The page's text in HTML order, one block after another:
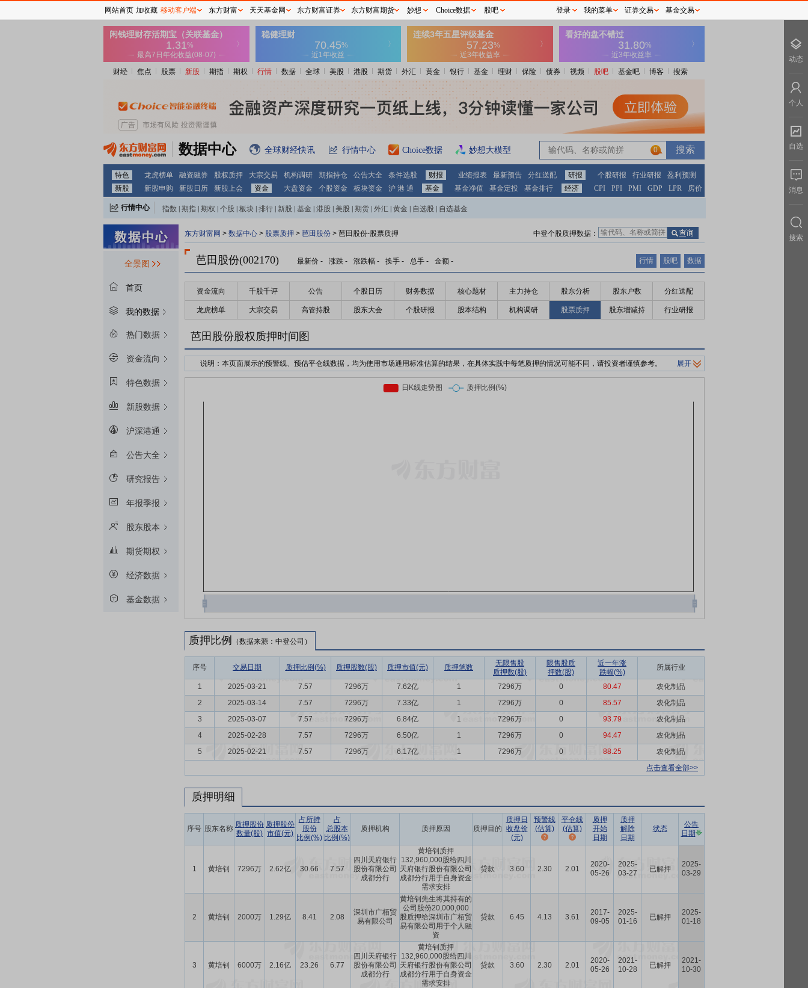
财经 焦点 股票 新股 期指 期权 行情 数据 全球 美股 港股 期货 外汇 黄金 银行 基金 理财 保险 债券 视频 股吧 基金吧 博客 搜索
数据中心 全球财经快讯 行情中心 Choice数据 妙想大模型 0
特色 龙虎榜单 融资融券 股权质押 大宗交易 机构调研 期指持仓 公告大全 条件选股 财报 业绩报表 最新预告 分红送配 研报 个股研报 行业研报
盈利预测
新股
新股申购 新股日历 新股上会 资金 大盘资金 个股资金 板块资金 沪 港 通 基金 基金净值 基金定投 基金排行 经济 CPI PPI PMI GDP LPR 房价
行情中心 指数 期指 期权 个股 板块 排行 新股 基金 港股 美股 期货 外汇 黄金 自选股 自选基金
全景图
首页
我的数据
热门数据
资金流向
特色数据
新股数据
沪深港通
公告大全
研究报告
年报季报
股东股本
期货期权
经济数据
基金数据
东方财富网 > 数据中心 > 股票质押 > 芭田股份 > 芭田股份-股票质押 中登个股质押数据：
芭田股份(002170) 最新价 - 涨跌 - 涨跌幅 - 换手 - 总手 - 金额 - 行情 股吧 数据
资金流向 千股千评 公告 个股日历 财务数据 核心题材 主力持仓 股东分析 股东户数 分红送配
龙虎榜单 大宗交易 高管持股 股东大会 个股研报 股本结构 机构调研 股票质押 股东增减持 行业研报
芭田股份股权质押时间图
说明：本页面展示的预警线、预估平仓线数据，均为使用市场通用标准估算的结果，在具体实践中每笔质押的情况可能不同，请投资者谨慎参考。
接受股权质押的金融机构为了防止股价下跌对自己的利益造成损失，对质押个股的股价设置预警价格与强制平仓价格。
预警线算法：冻结起始日收盘价前复权*质押率*预警线比例
展开
质押比例 （数据来源：中登公司）
序号 交易日期 质押比例(%) 质押股数(股) 质押市值(元) 质押笔数
无限售股
质押数(股)
限售股质
押数(股)
近一年涨
跌幅(%)
所属行业
1 2025-03-21 7.57 7296万 7.62亿 1 7296万 0 80.47
农化制品
2
2025-03-14 7.57 7296万 7.33亿 1 7296万 0 85.57
农化制品
3
2025-03-07 7.57 7296万 6.84亿 1 7296万 0 93.79
农化制品
4
2025-02-28 7.57 7296万 6.50亿 1 7296万 0 94.47
农化制品
5
2025-02-21 7.57 7296万 6.17亿 1 7296万 0 88.25
农化制品
点击查看全部>>
质押明细
序号 股东名称 质押股份
数量(股)
质押股份
市值(元)
占所持
股份
比例(%)
占
总股本
比例(%)
质押机构 质押原因 质押目的
质押日
收盘价
(元)
预警线
(估算)
平仓线
(估算)
质押
开始
日期
质押
解除
日期
状态
公告
日期
1 黄培钊 7296万 2.62亿 30.66 7.57
四川天府银行
股份有限公司
成都分行
黄培钊质押
132,960,000股给四川
天府银行股份有限公司
成都分行用于自身资金
需求安排
贷款 3.60 2.30 2.01
2020-
05-26
2025-
03-27
已解押
2025-
03-29
2 黄培钊 2000万 1.29亿 8.41 2.08
深圳市广栢贸
易有限公司
黄培钊先生将其持有的
公司股份20,000,000
股质押给深圳市广栢贸
易有限公司用于个人融
资
贷款 6.45 4.13 3.61
2017-
09-05
2025-
01-16
已解押
2025-
01-18
3 黄培钊 6000万 2.16亿 23.26 6.77
四川天府银行
股份有限公司
成都分行
黄培钊质押
132,960,000股给四川
天府银行股份有限公司
成都分行用于自身资金
需求安排
贷款 3.60 2.30 2.01
2020-
05-26
2021-
10-28
已解押
2021-
10-30
网站首页 加收藏 移动客户端 东方财富 天天基金网 东方财富证券 东方财富期货 妙想 Choice数据 股吧 登录 我的菜单 证券交易 基金交易
动态
个人
自选
消息
搜索